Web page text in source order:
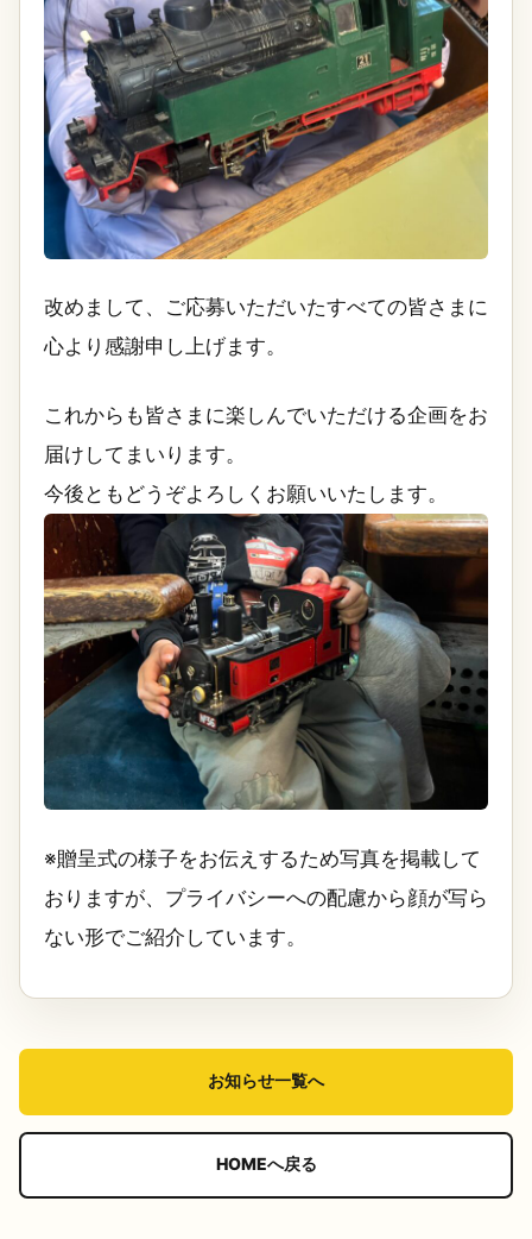
改めまして、ご応募いただいたすべての皆さまに
心より感謝申し上げます。
これからも皆さまに楽しんでいただける企画をお
届けしてまいります。
今後ともどうぞよろしくお願いいたします。
※贈呈式の様子をお伝えするため写真を掲載して
おりますが、プライバシーへの配慮から顔が写ら
ない形でご紹介しています。
お知らせ一覧へ
HOMEへ戻る